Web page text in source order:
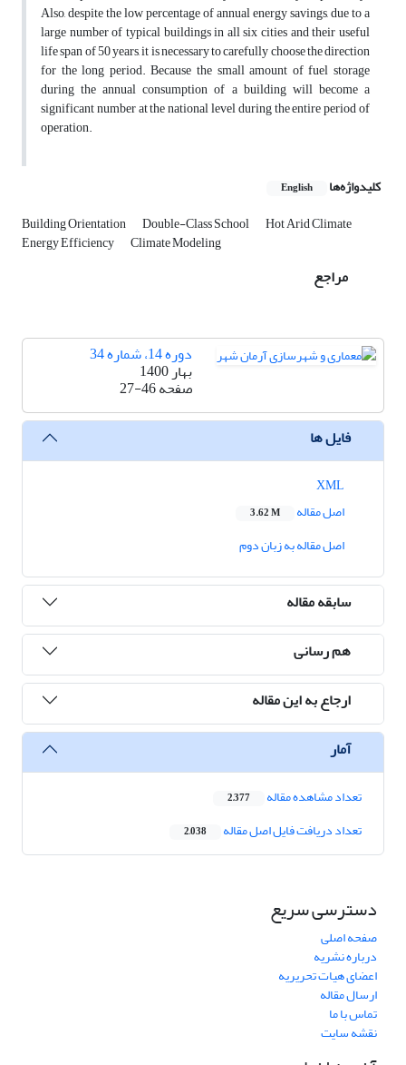
Also, despite the low percentage of annual energy savings, due to a
large number of typical buildings in all six cities and their useful
life span of 50 years, it is necessary to carefully choose the direction
for the long period. Because the small amount of fuel storage
during the annual consumption of a building will become a
significant number at the national level during the entire period of
operation.
کلیدواژه‌ها English
Building Orientation Double-Class School Hot Arid Climate
Energy Efficiency Climate Modeling
مراجع
دوره 14، شماره 34
بهار 1400
صفحه27-46
فایل ها
اصل مقاله
3.62 M
اصل مقاله به زبان دوم
سابقه مقاله
هم رسانی
ارجاع به این مقاله
آمار
تعداد مشاهده مقاله 2,377
تعداد دریافت فایل اصل مقاله 2,038
دسترسی سریع
صفحه اصلی
درباره نشریه
اعضای هیات تحریریه
ارسال مقاله
تماس با ما
نقشه سایت